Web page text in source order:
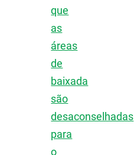
que
as
áreas
de
baixada
são
desaconselhadas
para
o